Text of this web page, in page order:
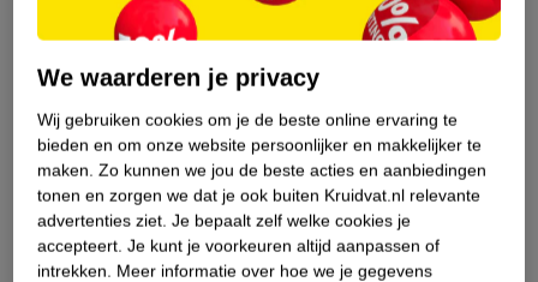
Productinformatie
Etiketinformatie
Nature Impact Score
Dit product heeft (nog) geen Nature
Impact Score.
Meer informatie
We waarderen je privacy
Wij gebruiken cookies om je de beste online ervaring te
bieden en om onze website persoonlijker en makkelijker te
maken. Zo kunnen we jou de beste acties en aanbiedingen
tonen en zorgen we dat je ook buiten Kruidvat.nl relevante
advertenties ziet. Je bepaalt zelf welke cookies je
accepteert. Je kunt je voorkeuren altijd aanpassen of
intrekken. Meer informatie over hoe we je gegevens